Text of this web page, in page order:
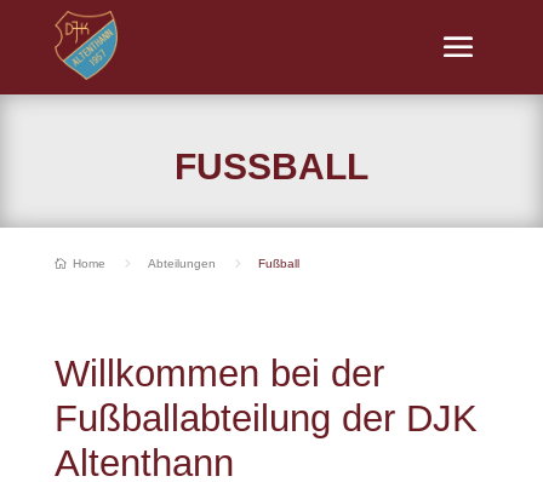
FUSSBALL
 Home 5 Abteilungen 5 Fußball
Willkommen bei der
Fußballabteilung der DJK
Altenthann